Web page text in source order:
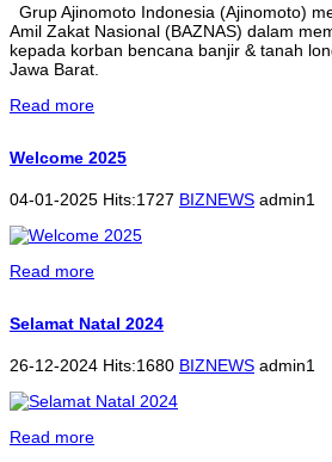
Grup Ajinomoto Indonesia (Ajinomoto)
Amil Zakat Nasional (BAZNAS) dalam
kepada korban bencana banjir & tanah
Jawa Barat.
Read more
Welcome 2025
04-01-2025 Hits:1727 BIZNEWS admin1
Read more
Selamat Natal 2024
26-12-2024 Hits:1680 BIZNEWS admin1
Read more